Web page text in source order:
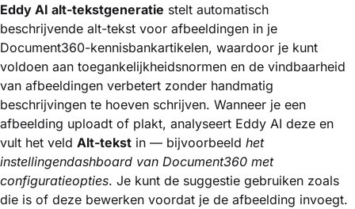
Eddy AI alt-tekstgeneratie stelt automatisch
beschrijvende alt-tekst voor afbeeldingen in je
Document360-kennisbankartikelen, waardoor je kunt
voldoen aan toegankelijkheidsnormen en de vindbaarheid
van afbeeldingen verbetert zonder handmatig
beschrijvingen te hoeven schrijven. Wanneer je een
afbeelding uploadt of plakt, analyseert Eddy AI deze en
vult het veld Alt-tekst in — bijvoorbeeld het
instellingendashboard van Document360 met
configuratieopties. Je kunt de suggestie gebruiken zoals
die is of deze bewerken voordat je de afbeelding invoegt.